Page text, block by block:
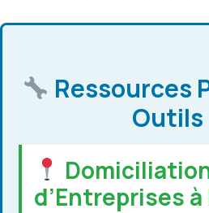
Ressources
Outils
d’Entreprises à